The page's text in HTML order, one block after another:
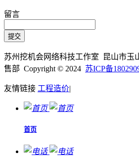
留言
苏州挖机会网络科技工作室 昆山市玉
售部 Copyright © 2024 苏ICP备
友情链接 工程造价|
首页